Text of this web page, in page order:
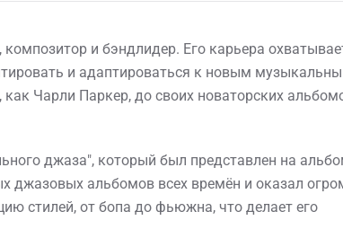
и бэндлидер. Его карьера
и адаптироваться к новым
Чарли Паркер, до своих новаторских
джаза", который был представлен на
джазовых альбомов всех времён и оказал
стилей, от бопа до фьюжна, что делает его